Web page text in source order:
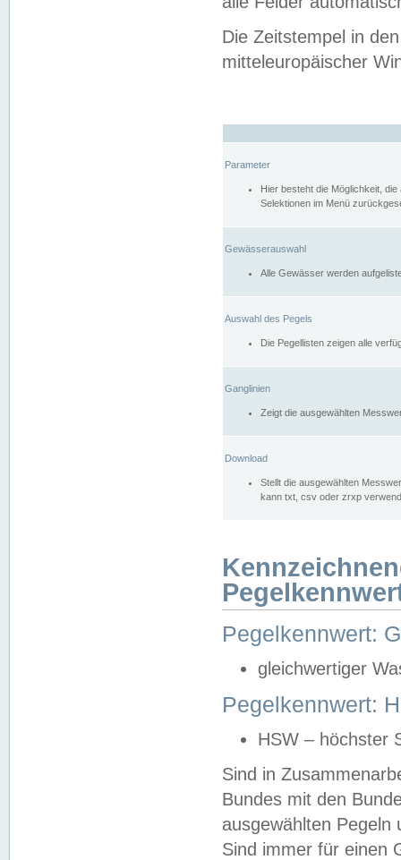
Die Zeitstempel in
mitteleuropäischer
Parameter
Hier besteht die Möglichkeit,
Selektionen im Menü
Gewässerauswahl
Alle Gewässer werden
Auswahl des Pegels
Die Pegellisten zeigen alle
Ganglinien
Zeigt die ausgewählten
Download
Stellt die ausgewählten
kann txt, csv oder zrxp
Pegelkennwert:
gleichwertiger
Pegelkennwert:
HSW – höchster
Sind in
Bundes mit den
ausgewählten
Sind immer für einen